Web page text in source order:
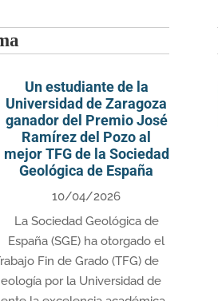
Un estudiante de la
Universidad de Zaragoza
ganador del Premio José
Ramírez del Pozo al
mejor TFG de la Sociedad
Geológica de España
10/04/2026
La Sociedad Geológica de
España (SGE) ha otorgado el
Fin de Grado (TFG) de
por la Universidad de